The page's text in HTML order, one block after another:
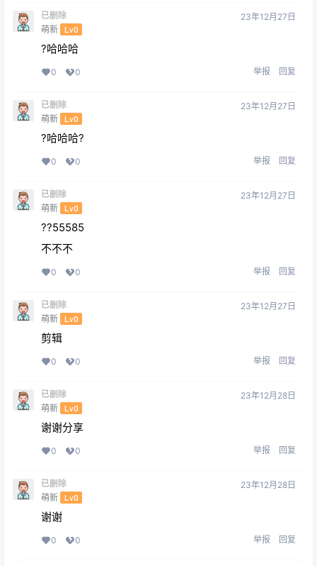
已删除
萌新 Lv0
23年12月27日
?哈哈哈
0 0 举报 回复
已删除
萌新 Lv0
23年12月27日
?哈哈哈?
0 0 举报 回复
已删除
萌新 Lv0
23年12月27日
??55585
不不不
0 0 举报 回复
已删除
萌新 Lv0
23年12月27日
剪辑
0 0 举报 回复
已删除
萌新 Lv0
23年12月28日
谢谢分享
0 0 举报 回复
已删除
萌新 Lv0
23年12月28日
谢谢
0 0 举报 回复